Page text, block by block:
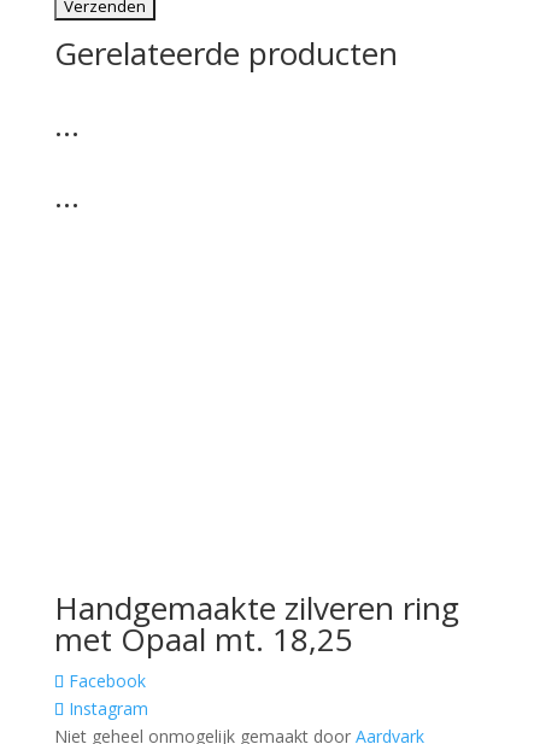
Gerelateerde producten
…
…
Handgemaakte zilveren ring
met Opaal mt. 18,25
Facebook
Instagram
Niet geheel onmogelijk gemaakt door Aardvark